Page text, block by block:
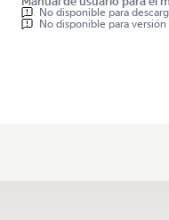
No disponible para
No disponible para